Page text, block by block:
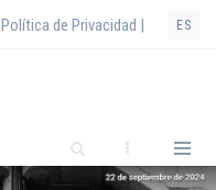
Política de Privacidad | ES